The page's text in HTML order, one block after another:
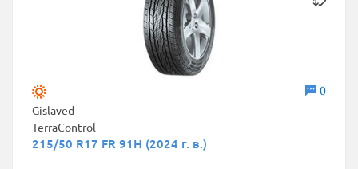
0
Gislaved
TerraControl
215/50 R17 FR 91H (2024 г. в.)